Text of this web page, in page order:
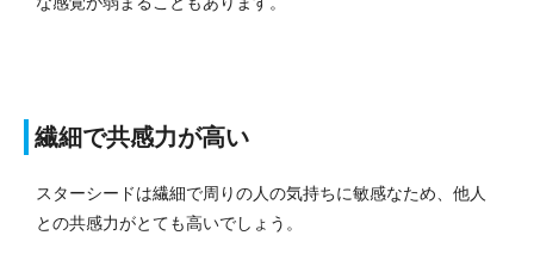
繊細で共感力が高い
スターシードは繊細で周りの人の気持ちに敏感なため、他人
との共感力がとても高いでしょう。